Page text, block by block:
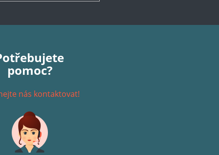
pomoc?
nás kontaktovat!